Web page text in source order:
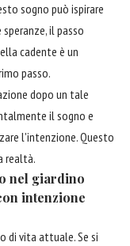
sogno può ispirare
il passo
cadente è un
passo.
dopo un tale
il sogno e
l'intenzione. Questo
realtà.
nel giardino
intenzione
di vita attuale. Se si